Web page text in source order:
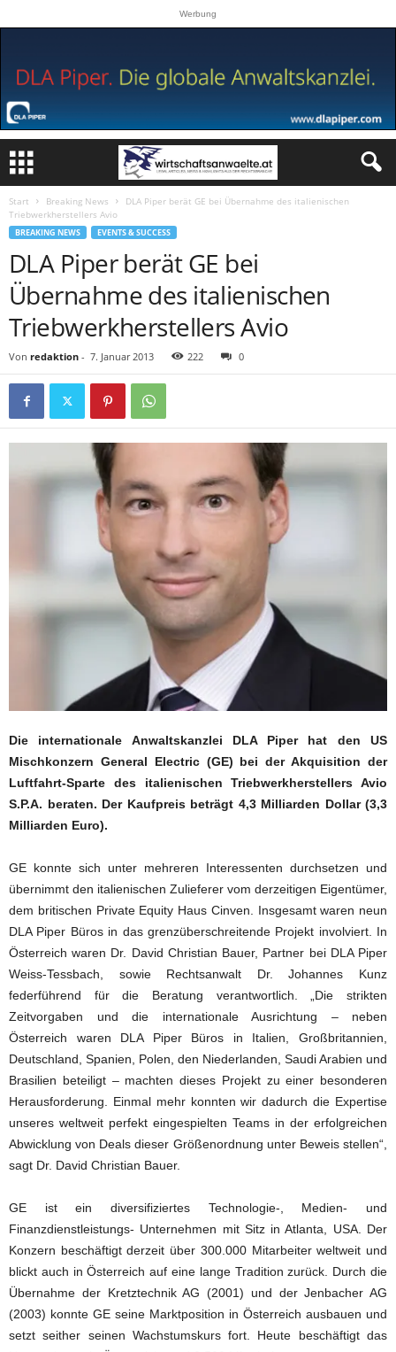
Werbung
Start Breaking News
DLA Piper berät GE bei Übernahme des italienischen
Triebwerkherstellers Avio
BREAKING NEWS EVENTS & SUCCESS
DLA Piper berät GE bei
Übernahme des italienischen
Triebwerkherstellers Avio
Von redaktion - 7. Januar 2013 222 0
Die internationale Anwaltskanzlei DLA Piper hat den US
Mischkonzern General Electric (GE) bei der Akquisition der
Luftfahrt-Sparte des italienischen Triebwerkherstellers Avio
S.P.A. beraten. Der Kaufpreis beträgt 4,3 Milliarden Dollar (3,3
Milliarden Euro).
GE konnte sich unter mehreren Interessenten durchsetzen und
übernimmt den italienischen Zulieferer vom derzeitigen Eigentümer,
dem britischen Private Equity Haus Cinven. Insgesamt waren neun
DLA Piper Büros in das grenzüberschreitende Projekt involviert. In
Österreich waren Dr. David Christian Bauer, Partner bei DLA Piper
Weiss-Tessbach, sowie Rechtsanwalt Dr. Johannes Kunz
federführend für die Beratung verantwortlich. „Die strikten
Zeitvorgaben und die internationale Ausrichtung – neben
Österreich waren DLA Piper Büros in Italien, Großbritannien,
Deutschland, Spanien, Polen, den Niederlanden, Saudi Arabien und
Brasilien beteiligt – machten dieses Projekt zu einer besonderen
Herausforderung. Einmal mehr konnten wir dadurch die Expertise
unseres weltweit perfekt eingespielten Teams in der erfolgreichen
Abwicklung von Deals dieser Größenordnung unter Beweis stellen“,
sagt Dr. David Christian Bauer.
GE ist ein diversifiziertes Technologie-, Medien- und
Finanzdienstleistungs- Unternehmen mit Sitz in Atlanta, USA. Der
Konzern beschäftigt derzeit über 300.000 Mitarbeiter weltweit und
blickt auch in Österreich auf eine lange Tradition zurück. Durch die
Übernahme der Kretztechnik AG (2001) und der Jenbacher AG
(2003) konnte GE seine Marktposition in Österreich ausbauen und
setzt seither seinen Wachstumskurs fort. Heute beschäftigt das